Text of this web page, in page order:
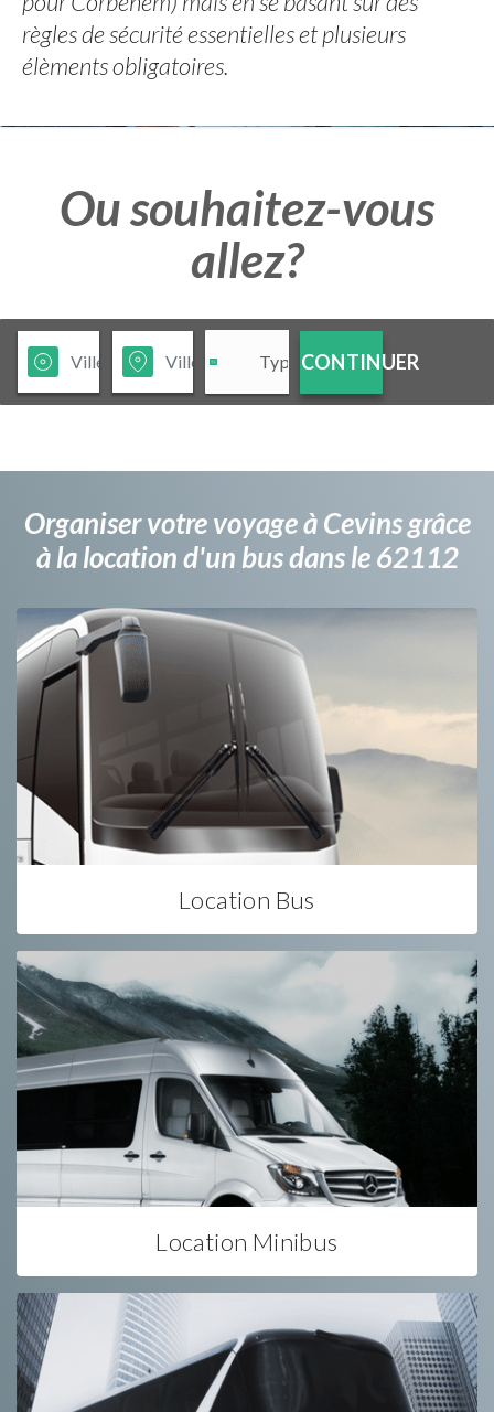
règles de sécurité essentielles et plusieurs
élèments obligatoires.
Ou souhaitez-vous
allez?
CONTINUER
Organiser votre voyage à Cevins grâce
à la location d'un bus dans le 62112
Location Bus
Location Minibus